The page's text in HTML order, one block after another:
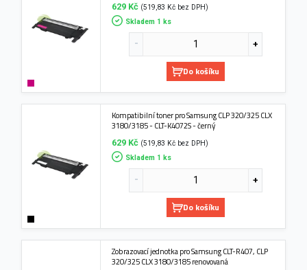
629 Kč (519,83 Kč bez DPH)
Skladem 1 ks
Do košíku
Kompatibilní toner pro Samsung CLP 320/325 CLX
3180/3185 - CLT-K4072S - černý
629 Kč (519,83 Kč bez DPH)
Skladem 1 ks
Do košíku
Zobrazovací jednotka pro Samsung CLT-R407, CLP
320/325 CLX 3180/3185 renovovaná